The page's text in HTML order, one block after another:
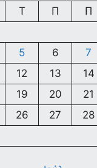
Τ Π Π
5 6 7
12 13 14
19 20 21
26 27 28